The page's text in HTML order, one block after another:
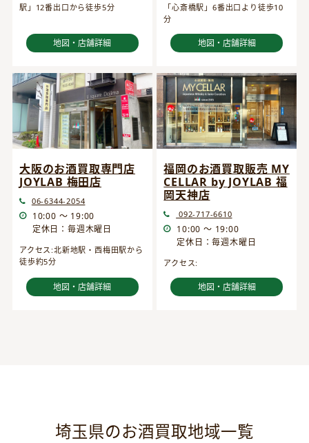
駅」12番出口から徒歩5分
地図・店舗詳細
「心斎橋駅」6番出口より徒歩10
分
地図・店舗詳細
大阪のお酒買取専門店
JOYLAB 梅田店
06-6344-2054
10:00 ～ 19:00
定休日：毎週木曜日
アクセス:北新地駅・西梅田駅から
徒歩約5分
地図・店舗詳細
福岡のお酒買取販売 MY
CELLAR by JOYLAB 福
岡天神店
092-717-6610
10:00 ～ 19:00
定休日：毎週木曜日
アクセス:
地図・店舗詳細
埼玉県のお酒買取地域一覧